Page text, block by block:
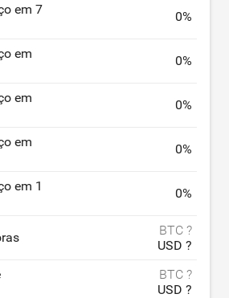
em 7
0%
em
0%
em
0%
em
0%
em 1
0%
BTC ?
USD ?
BTC ?
USD ?